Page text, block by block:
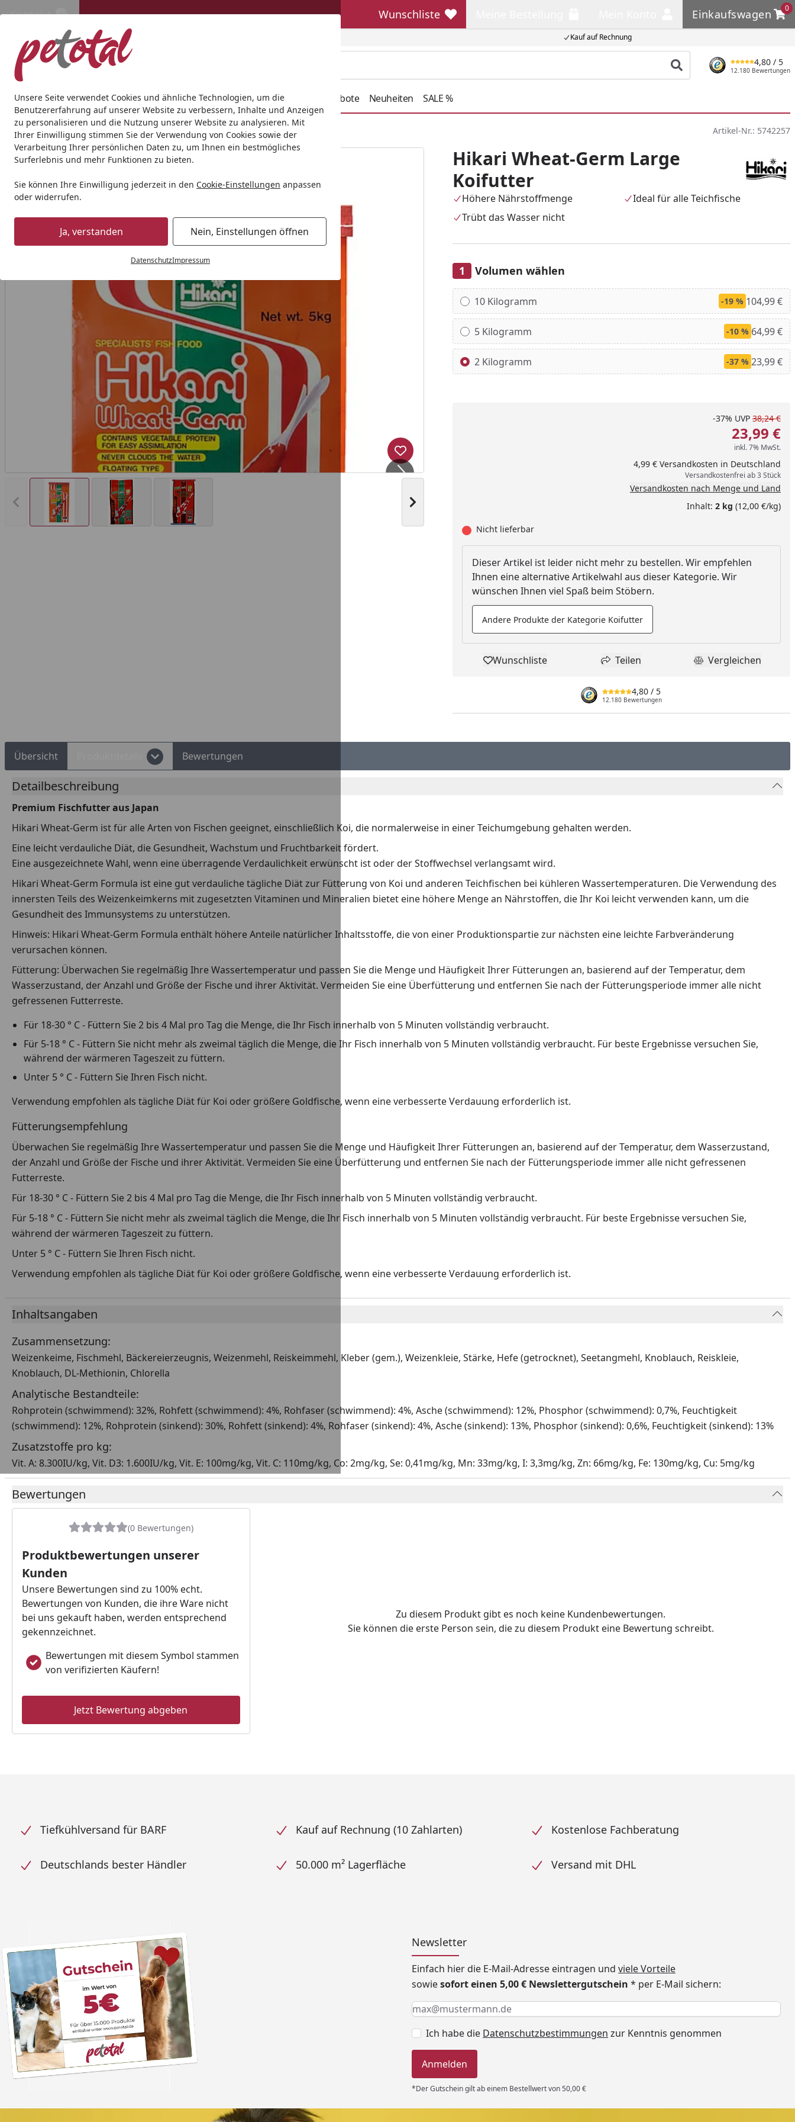
Unsere Seite verwendet Cookies und ähnliche Technologien, um die
Benutzererfahrung auf unserer Website zu verbessern, Inhalte und Anzeigen
zu personalisieren und die Nutzung unserer Website zu analysieren. Mit
Ihrer Einwilligung stimmen Sie der Verwendung von Cookies sowie der
Verarbeitung Ihrer persönlichen Daten zu, um Ihnen ein bestmögliches
Surferlebnis und mehr Funktionen zu bieten.
Sie können Ihre Einwilligung jederzeit in den Cookie-Einstellungen anpassen
oder widerrufen.
Ja, verstanden Nein, Einstellungen öffnen
DatenschutzImpressum
Kauf auf Rechnung
Kontakt Wunschliste
Wunschliste Einkaufswagen
0
Einkaufswagen
Produkt suchen
4,80 / 5
12.180 Bewertungen
Hund Katze Aquaristik Teich Andere Tierarten Geschenkideen Angebote Neuheiten SALE %
Startseite
Teich Teichfischfutter Koifutter Hikari Wheat-Germ Large Koifutter Artikel-Nr.: 5742257
Vorheriges Bild anzeigen Nächstes Bild anzeigen
Produkt zur Wunschliste hinzufügen
Hikari Wheat-Germ Large
Koifutter
Höhere Nährstoffmenge
Ideal für alle Teichfische
Trübt das Wasser nicht
Volumen wählen
Alle anzeigen (3)
10 Kilogramm -19 % 104,99 €
5 Kilogramm -10 % 64,99 €
2 Kilogramm -37 % 23,99 €
-37% UVP 38,24 €
23,99 €
inkl. 7% MwSt.
4,99 € Versandkosten in Deutschland
Versandkostenfrei ab 3 Stück
Versandkosten nach Menge und Land
Inhalt: 2 kg (12,00 €/kg)
Nicht lieferbar
Dieser Artikel ist leider nicht mehr zu bestellen. Wir empfehlen
Ihnen eine alternative Artikelwahl aus dieser Kategorie. Wir
wünschen Ihnen viel Spaß beim Stöbern.
Andere Produkte der Kategorie Koifutter
Produkt zur Wunschliste hinzufügen
Wunschliste Teilen
Teilen Produkt
Vergleichen
4,80 / 5
12.180 Bewertungen
Übersicht Bewertungen
Detailbeschreibung
Premium Fischfutter aus Japan
Hikari Wheat-Germ ist für alle Arten von Fischen geeignet, einschließlich Koi, die normalerweise in einer Teichumgebung gehalten werden.
Eine leicht verdauliche Diät, die Gesundheit, Wachstum und Fruchtbarkeit fördert.
Eine ausgezeichnete Wahl, wenn eine überragende Verdaulichkeit erwünscht ist oder der Stoffwechsel verlangsamt wird.
Hikari Wheat-Germ Formula ist eine gut verdauliche tägliche Diät zur Fütterung von Koi und anderen Teichfischen bei kühleren Wassertemperaturen. Die Verwendung des
innersten Teils des Weizenkeimkerns mit zugesetzten Vitaminen und Mineralien bietet eine höhere Menge an Nährstoffen, die Ihr Koi leicht verwenden kann, um die
Gesundheit des Immunsystems zu unterstützen.
Hinweis: Hikari Wheat-Germ Formula enthält höhere Anteile natürlicher Inhaltsstoffe, die von einer Produktionspartie zur nächsten eine leichte Farbveränderung
verursachen können.
Fütterung: Überwachen Sie regelmäßig Ihre Wassertemperatur und passen Sie die Menge und Häufigkeit Ihrer Fütterungen an, basierend auf der Temperatur, dem
Wasserzustand, der Anzahl und Größe der Fische und ihrer Aktivität. Vermeiden Sie eine Überfütterung und entfernen Sie nach der Fütterungsperiode immer alle nicht
gefressenen Futterreste.
Für 18-30 ° C - Füttern Sie 2 bis 4 Mal pro Tag die Menge, die Ihr Fisch innerhalb von 5 Minuten vollständig verbraucht.
Für 5-18 ° C - Füttern Sie nicht mehr als zweimal täglich die Menge, die Ihr Fisch innerhalb von 5 Minuten vollständig verbraucht. Für beste Ergebnisse versuchen Sie,
während der wärmeren Tageszeit zu füttern.
Unter 5 ° C - Füttern Sie Ihren Fisch nicht.
Verwendung empfohlen als tägliche Diät für Koi oder größere Goldfische, wenn eine verbesserte Verdauung erforderlich ist.
Fütterungsempfehlung
Überwachen Sie regelmäßig Ihre Wassertemperatur und passen Sie die Menge und Häufigkeit Ihrer Fütterungen an, basierend auf der Temperatur, dem Wasserzustand,
der Anzahl und Größe der Fische und ihrer Aktivität. Vermeiden Sie eine Überfütterung und entfernen Sie nach der Fütterungsperiode immer alle nicht gefressenen
Futterreste.
Für 18-30 ° C - Füttern Sie 2 bis 4 Mal pro Tag die Menge, die Ihr Fisch innerhalb von 5 Minuten vollständig verbraucht.
Für 5-18 ° C - Füttern Sie nicht mehr als zweimal täglich die Menge, die Ihr Fisch innerhalb von 5 Minuten vollständig verbraucht. Für beste Ergebnisse versuchen Sie,
während der wärmeren Tageszeit zu füttern.
Unter 5 ° C - Füttern Sie Ihren Fisch nicht.
Verwendung empfohlen als tägliche Diät für Koi oder größere Goldfische, wenn eine verbesserte Verdauung erforderlich ist.
Inhaltsangaben
Zusammensetzung:
Weizenkeime, Fischmehl, Bäckereierzeugnis, Weizenmehl, Reiskeimmehl, Kleber (gem.), Weizenkleie, Stärke, Hefe (getrocknet), Seetangmehl, Knoblauch, Reiskleie,
Knoblauch, DL-Methionin, Chlorella
Analytische Bestandteile:
Rohprotein (schwimmend): 32%, Rohfett (schwimmend): 4%, Rohfaser (schwimmend): 4%, Asche (schwimmend): 12%, Phosphor (schwimmend): 0,7%, Feuchtigkeit
(schwimmend): 12%, Rohprotein (sinkend): 30%, Rohfett (sinkend): 4%, Rohfaser (sinkend): 4%, Asche (sinkend): 13%, Phosphor (sinkend): 0,6%, Feuchtigkeit (sinkend): 13%
Zusatzstoffe pro kg:
Vit. A: 8.300IU/kg, Vit. D3: 1.600IU/kg, Vit. E: 100mg/kg, Vit. C: 110mg/kg, Co: 2mg/kg, Se: 0,41mg/kg, Mn: 33mg/kg, I: 3,3mg/kg, Zn: 66mg/kg, Fe: 130mg/kg, Cu: 5mg/kg
Bewertungen
(0 Bewertungen)
Produktbewertungen unserer
Kunden
Unsere Bewertungen sind zu 100% echt.
Bewertungen von Kunden, die ihre Ware nicht
bei uns gekauft haben, werden entsprechend
gekennzeichnet.
Bewertungen mit diesem Symbol stammen
von verifizierten Käufern!
Jetzt Bewertung abgeben
Zu diesem Produkt gibt es noch keine Kundenbewertungen.
Sie können die erste Person sein, die zu diesem Produkt eine Bewertung schreibt.
Tiefkühlversand für BARF Kauf auf Rechnung (10 Zahlarten) Kostenlose Fachberatung
Deutschlands bester Händler 50.000 m² Lagerfläche Versand mit DHL
Newsletter
Einfach hier die E-Mail-Adresse eintragen und viele Vorteile
sowiesofort einen 5,00 € Newslettergutschein * per E-Mail sichern:
Keine Eingabe erforderlich
Eingabe erforderlich
E-Mail *
Ich habe die Datenschutzbestimmungen zur Kenntnis genommen
Anmelden
*Der Gutschein gilt ab einem Bestellwert von 50,00 €